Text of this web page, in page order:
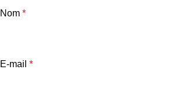
Nom *
E-mail *